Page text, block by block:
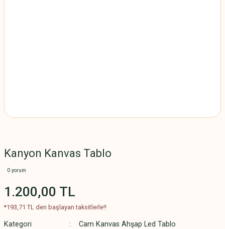
Kanyon Kanvas Tablo
0 yorum
1.200,00 TL
*193,71 TL den başlayan taksitlerle!!
Kategori
Cam Kanvas Ahşap Led Tablo